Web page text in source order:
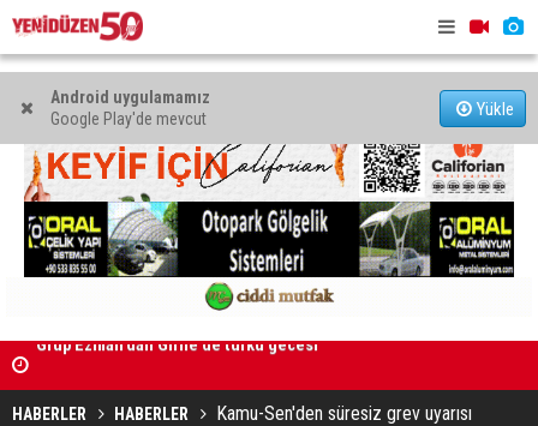
Android uygulamamız
Google Play'de mevcut
Yükle
oldu başlatıldı
HABERLER HABERLER Kamu-Sen'den süresiz grev uyarısı